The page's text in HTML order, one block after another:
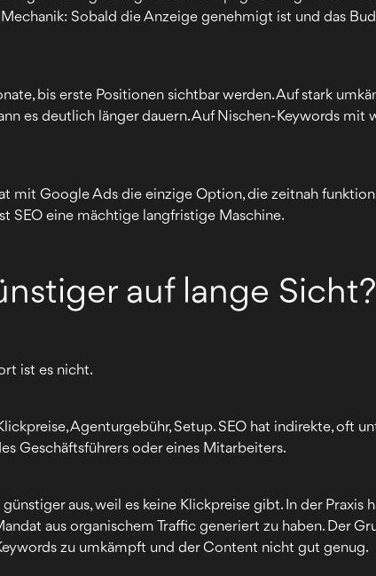
Mechanik: Sobald die Anzeige genehmigt ist und das
bis erste Positionen sichtbar werden. Auf stark
es deutlich länger dauern. Auf Nischen-Keywords
mit Google Ads die einzige Option, die zeitnah
SEO eine mächtige langfristige Maschine.
auf lange Sicht?
ist es nicht.
Agenturgebühr, Setup. SEO hat indirekte, oft
Geschäftsführers oder eines Mitarbeiters.
aus, weil es keine Klickpreise gibt. In der Praxis
aus organischem Traffic generiert zu haben. Der
zu umkämpft und der Content nicht gut genug.